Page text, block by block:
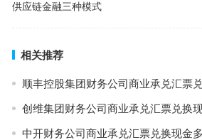
供应链金融三种模式
相关推荐
顺丰控股集团财务公司商业承兑汇票
创维集团财务公司商业承兑汇票兑换
中开财务公司商业承兑汇票兑换现金